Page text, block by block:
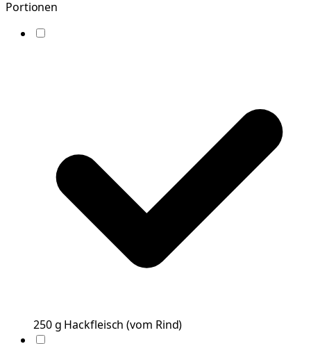
Portionen
250g Hackfleisch (vom Rind)